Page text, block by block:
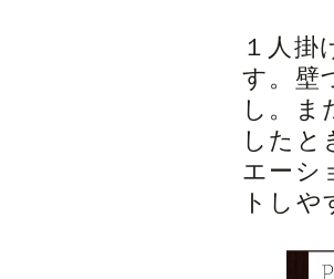
１人掛
す。壁
し。ま
したと
エーシ
トし